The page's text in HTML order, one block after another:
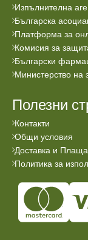
Изпълнителна
Българска
Платформа за
Комисия за
Български
Министерство на
Полезни
Контакти
Общи условия
Доставка и
Политика за